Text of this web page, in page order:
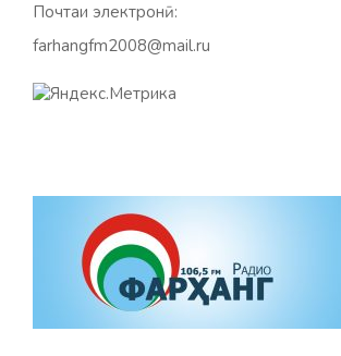
Почтаи электронӣ:
farhangfm2008@mail.ru